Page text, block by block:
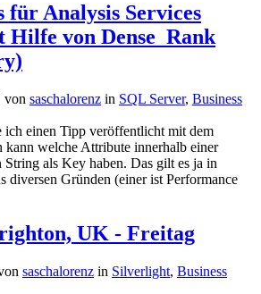
Analysis Services
von Dense_Rank
von saschalorenz in SQL Server, Business
ich einen Tipp veröffentlicht mit dem
kann welche Attribute innerhalb einer
als Key haben. Das gilt es ja in
diversen Gründen (einer ist Performance
UK - Freitag
saschalorenz in Silverlight, Business